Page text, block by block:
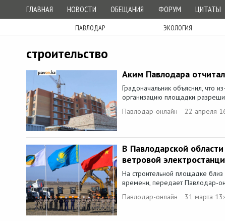
ГЛАВНАЯ НОВОСТИ ОБЕЩАНИЯ ФОРУМ ЦИТАТЫ
ПАВЛОДАР ЭКОЛОГИЯ
строительство
Аким Павлодара
Градоначальник объяснил, что
организацию площадки
Павлодар-онлайн
22 апреля
В Павлодарской
ветровой
На строительной площадке
времени, передает Павлодар-
Павлодар-онлайн
31 марта